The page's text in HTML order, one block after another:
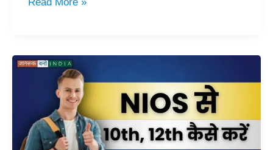
NIOS
10th,12th
कैसे
करें?
जाने